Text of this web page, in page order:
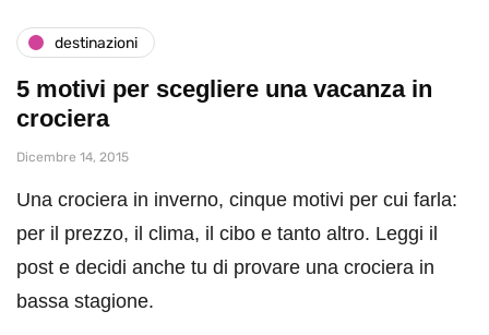
destinazioni
5 motivi per scegliere una vacanza in
crociera
Dicembre 14, 2015
Una crociera in inverno, cinque motivi per cui farla:
per il prezzo, il clima, il cibo e tanto altro. Leggi il
post e decidi anche tu di provare una crociera in
bassa stagione.